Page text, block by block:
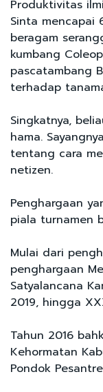
Produktivitas
Sinta mencapai
beragam
kumbang
pascatambang
terhadap
Singkatnya,
hama.
tentang cara
netizen.
Penghargaan
piala turnamen
Mulai dari
penghargaan
Satyalancana
2019, hingga
Tahun 2016
Kehormatan
Pondok